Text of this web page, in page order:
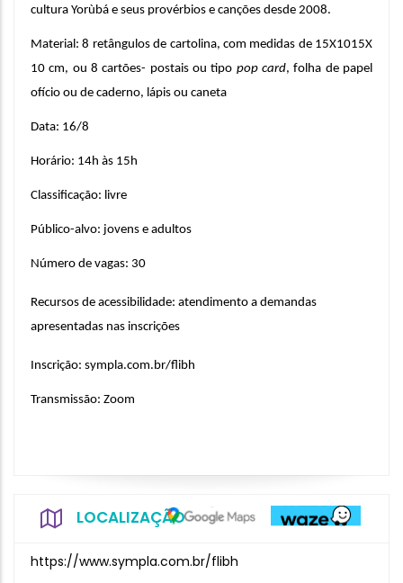
cultura Yorùbá e seus provérbios e canções desde 2008.
Material: 8 retângulos de cartolina, com medidas de 15X1015X
10 cm, ou 8 cartões- postais ou tipo pop card, folha de papel
ofício ou de caderno, lápis ou caneta
Data: 16/8
Horário: 14h às 15h
Classificação: livre
Público-alvo: jovens e adultos
Número de vagas: 30
Recursos de acessibilidade: atendimento a demandas
apresentadas nas inscrições
Inscrição: sympla.com.br/flibh
Transmissão: Zoom
LOCALIZAÇÃO
https://www.sympla.com.br/flibh